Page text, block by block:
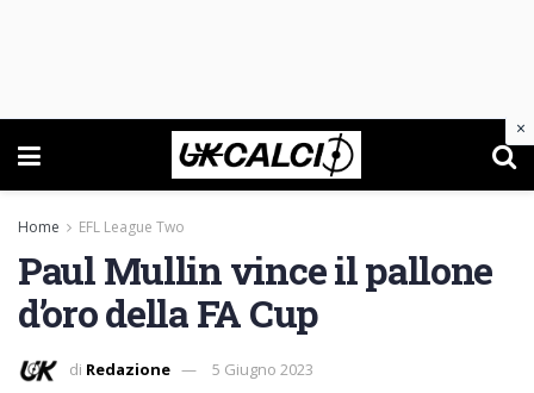
Home EFL League Two
Paul Mullin vince il pallone
d’oro della FA Cup
di Redazione 5 Giugno 2023
×